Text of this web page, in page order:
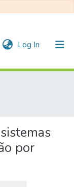
Log In (current)
por